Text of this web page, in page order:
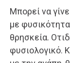
Μπορεί να
με
θρησκεία.
φυσιολογικό.